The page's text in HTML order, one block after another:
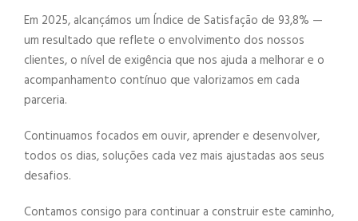
Em 2025, alcançámos um Índice de Satisfação de 93,8% —
um resultado que reflete o envolvimento dos nossos
clientes, o nível de exigência que nos ajuda a melhorar e o
acompanhamento contínuo que valorizamos em cada
parceria.
Continuamos focados em ouvir, aprender e desenvolver,
todos os dias, soluções cada vez mais ajustadas aos seus
desafios.
Contamos consigo para continuar a construir este caminho,